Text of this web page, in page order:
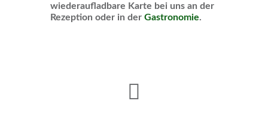
wiederaufladbare Karte bei uns an der
Rezeption oder in der Gastronomie.